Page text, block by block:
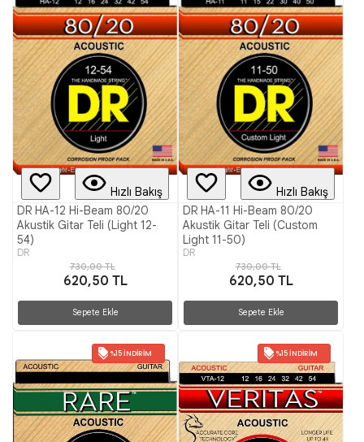
Hızlı Bakış
DR HA-12 Hi-Beam 80/20
Akustik Gitar Teli (Light 12-
54)
DR
730,00 TL
620,50 TL
Sepete Ekle
Hızlı Bakış
DR HA-11 Hi-Beam 80/20
Akustik Gitar Teli (Custom
Light 11-50)
DR
730,00 TL
620,50 TL
Sepete Ekle
%15 İNDIRIM %15 İNDIRIM